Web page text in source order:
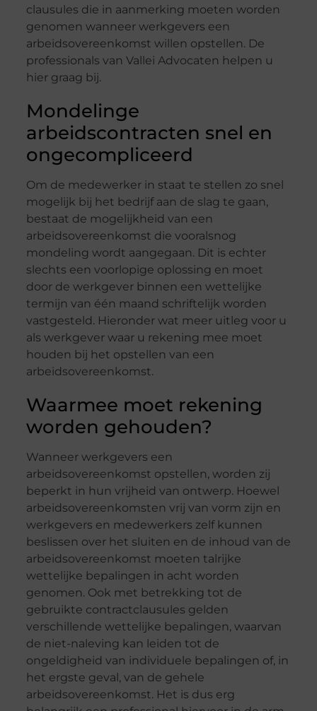
clausules die in aanmerking moeten worden
genomen wanneer werkgevers een
arbeidsovereenkomst willen opstellen. De
professionals van Vallei Advocaten helpen u
hier graag bij.
Mondelinge
arbeidscontracten snel en
ongecompliceerd
Om de medewerker in staat te stellen zo snel
mogelijk bij het bedrijf aan de slag te gaan,
bestaat de mogelijkheid van een
arbeidsovereenkomst die vooralsnog
mondeling wordt aangegaan. Dit is echter
slechts een voorlopige oplossing en moet
door de werkgever binnen een wettelijke
termijn van één maand schriftelijk worden
vastgesteld. Hieronder wat meer uitleg voor u
als werkgever waar u rekening mee moet
houden bij het opstellen van een
arbeidsovereenkomst.
Waarmee moet rekening
worden gehouden?
Wanneer werkgevers een
arbeidsovereenkomst opstellen, worden zij
beperkt in hun vrijheid van ontwerp. Hoewel
arbeidsovereenkomsten vrij van vorm zijn en
werkgevers en medewerkers zelf kunnen
beslissen over het sluiten en de inhoud van de
arbeidsovereenkomst moeten talrijke
wettelijke bepalingen in acht worden
genomen. Ook met betrekking tot de
gebruikte contractclausules gelden
verschillende wettelijke bepalingen, waarvan
de niet-naleving kan leiden tot de
ongeldigheid van individuele bepalingen of, in
het ergste geval, van de gehele
arbeidsovereenkomst. Het is dus erg